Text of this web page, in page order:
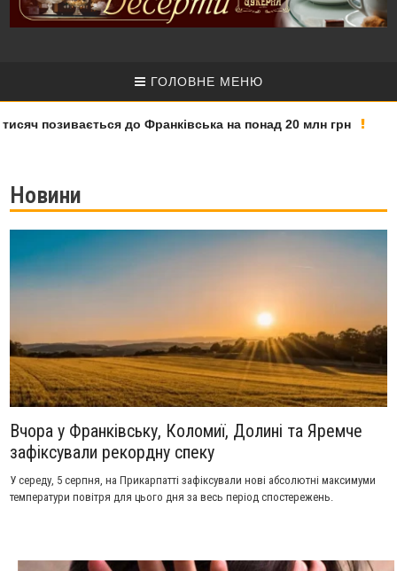
ГОЛОВНЕ МЕНЮ
позивається до Франківська на понад 20 млн грн
Новини
Вчора у Франківську, Коломиї, Долині та Яремче
зафіксували рекордну спеку
У середу, 5 серпня, на Прикарпатті зафіксували нові абсолютні максимуми
температури повітря для цього дня за весь період спостережень.